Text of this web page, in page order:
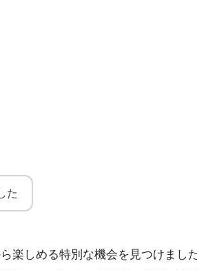
た
楽しめる特別な機会を見つけまし